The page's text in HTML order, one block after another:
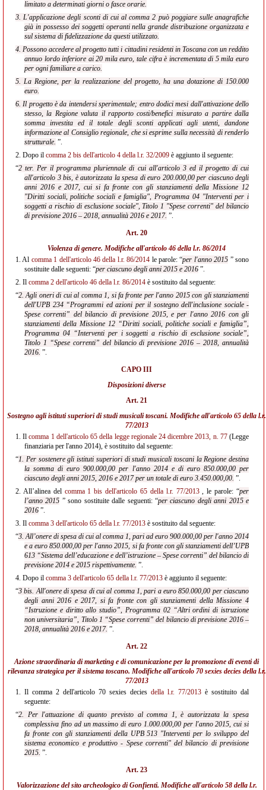
limitato a determinati giorni o fasce orarie.
3. L'applicazione degli sconti di cui al comma 2 può poggiare sulle anagrafiche
già in possesso dei soggetti operanti nella grande distribuzione organizzata e
sul sistema di fidelizzazione da questi utilizzato.
4. Possono accedere al progetto tutti i cittadini residenti in Toscana con un reddito
annuo lordo inferiore ai 20 mila euro, tale cifra è incrementata di 5 mila euro
per ogni familiare a carico.
5. La Regione, per la realizzazione del progetto, ha una dotazione di 150.000
euro.
6. Il progetto è da intendersi sperimentale; entro dodici mesi dall'attivazione dello
stesso, la Regione valuta il rapporto costi/benefici misurato a partire dalla
somma investita ed il totale degli sconti applicati agli utenti, dandone
informazione al Consiglio regionale, che si esprime sulla necessità di renderlo
strutturale. ”.
2. Dopo il comma 2 bis dell'articolo 4 della l.r. 32/2009 è aggiunto il seguente:
“2 ter. Per il programma pluriennale di cui all'articolo 3 ed il progetto di cui
all'articolo 3 bis, è autorizzata la spesa di euro 200.000,00 per ciascuno degli
anni 2016 e 2017, cui si fa fronte con gli stanziamenti della Missione 12
"Diritti sociali, politiche sociali e famiglia", Programma 04 "Interventi per i
soggetti a rischio di esclusione sociale", Titolo 1 "Spese correnti" del bilancio
di previsione 2016 – 2018, annualità 2016 e 2017. ”.
Art. 20
Violenza di genere. Modifiche all'articolo 46 della l.r. 86/2014
1. Al comma 1 dell'articolo 46 della l.r. 86/2014 le parole: “per l'anno 2015 ” sono
sostituite dalle seguenti: “per ciascuno degli anni 2015 e 2016 ”.
2. Il comma 2 dell'articolo 46 della l.r. 86/2014 è sostituito dal seguente:
“2. Agli oneri di cui al comma 1, si fa fronte per l'anno 2015 con gli stanziamenti
dell'UPB 234 “Programmi ed azioni per il sostegno dell'inclusione sociale -
Spese correnti” del bilancio di previsione 2015, e per l'anno 2016 con gli
stanziamenti della Missione 12 “Diritti sociali, politiche sociali e famiglia”,
Programma 04 “Interventi per i soggetti a rischio di esclusione sociale”,
Titolo 1 “Spese correnti” del bilancio di previsione 2016 – 2018, annualità
2016. ”.
CAPO III
Disposizioni diverse
Art. 21
Sostegno agli istituti superiori di studi musicali toscani. Modifiche all'articolo 65 della l.r.
77/2013
1. Ilcomma 1 dell'articolo 65 della legge regionale 24 dicembre 2013, n. 77(Legge
finanziaria per l'anno 2014), è sostituito dal seguente:
“1. Per sostenere gli istituti superiori di studi musicali toscani la Regione destina
la somma di euro 900.000,00 per l'anno 2014 e di euro 850.000,00 per
ciascuno degli anni 2015, 2016 e 2017 per un totale di euro 3.450.000,00. ”.
2. All’alinea del comma 1 bis dell'articolo 65 della l.r. 77/2013, le parole: “per
l’anno 2015 ” sono sostituite dalle seguenti: “per ciascuno degli anni 2015 e
2016 ”.
3. Il comma 3 dell'articolo 65 della l.r. 77/2013 è sostituito dal seguente:
“3. All’onere di spesa di cui al comma 1, pari ad euro 900.000,00 per l'anno 2014
e a euro 850.000,00 per l'anno 2015, si fa fronte con gli stanziamenti dell’UPB
613 “Sistema dell’educazione e dell’istruzione – Spese correnti” del bilancio di
previsione 2014 e 2015 rispettivamente. ”.
4. Dopo il comma 3 dell'articolo 65 della l.r. 77/2013 è aggiunto il seguente:
“3 bis. All'onere di spesa di cui al comma 1, pari a euro 850.000,00 per ciascuno
degli anni 2016 e 2017, si fa fronte con gli stanziamenti della Missione 4
“Istruzione e diritto allo studio”, Programma 02 “Altri ordini di istruzione
non universitaria”, Titolo 1 “Spese correnti” del bilancio di previsione 2016 –
2018, annualità 2016 e 2017. ”.
Art. 22
Azione straordinaria di marketing e di comunicazione per la promozione di eventi di
rilevanza strategica per il sistema toscano. Modifiche all'articolo 70 sexies decies della l.r.
77/2013
1. Il comma 2 dell'articolo 70 sexies decies della l.r. 77/2013 è sostituito dal
seguente:
“2. Per l'attuazione di quanto previsto al comma 1, è autorizzata la spesa
complessiva fino ad un massimo di euro 1.000.000,00 per l'anno 2015, cui si
fa fronte con gli stanziamenti della UPB 513 "Interventi per lo sviluppo del
sistema economico e produttivo - Spese correnti" del bilancio di previsione
2015. ”.
Art. 23
Valorizzazione del sito archeologico di Gonfienti. Modifiche all'articolo 58 della l.r.